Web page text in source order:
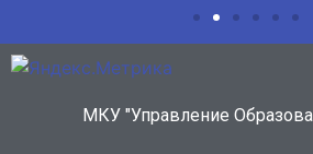
МКУ "Управление